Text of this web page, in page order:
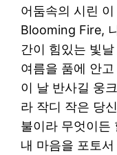
어둠속의 시린
Blooming Fire,
간이 힘있는 빛
여름을 품에 안
이 날 반사길 웅
라 작디 작은 당
불이라 무엇이든
내 마음을 포토